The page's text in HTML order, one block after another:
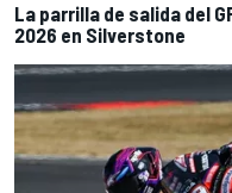
La parrilla de salida del
2026 en Silverstone